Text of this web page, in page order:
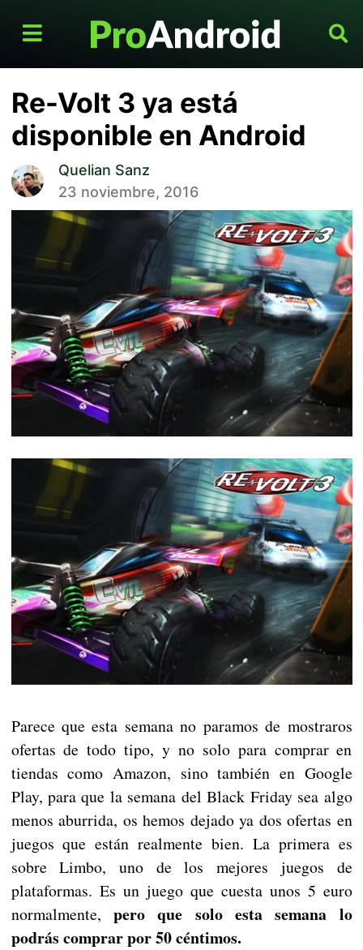
Re-Volt 3 ya está
disponible en Android
Quelian Sanz
23 noviembre, 2016
Parece que esta semana no paramos de mostraros
ofertas de todo tipo, y no solo para comprar en
tiendas como Amazon, sino también en Google
Play, para que la semana del Black Friday sea algo
menos aburrida, os hemos dejado ya dos ofertas en
juegos que están realmente bien. La primera es
sobre Limbo, uno de los mejores juegos de
plataformas. Es un juego que cuesta unos 5 euro
normalmente, pero que solo esta semana lo
podrás comprar por 50 céntimos.